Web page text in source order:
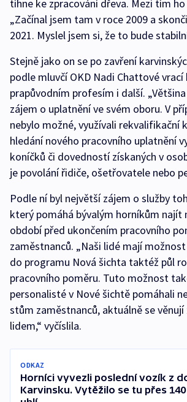
tíhne ke zpracování dřeva. Mezi tím
„Začínal jsem tam v roce 2009 a
2021. Myslel jsem si, že to bude
Stejně jako on se po zavření
podle mluvčí OKD Nadi Chattové vrací
prapůvodním profesím i další.
zájem o uplatnění ve svém oboru. V
nebylo možné, využívali rekvalifikační
hledání nového pracovního uplatnění
koníčků či dovedností získaných v
je povolání řidiče, ošetřovatele nebo
Podle ní byl největší zájem o služby
který pomáhá bývalým horníkům najít
období před ukončením pracovního
zaměstnanců. „Naši lidé mají
do programu Nová šichta taktéž půl
pracovního poměru. Tuto možnost
personalisté v Nové šichtě pomáhali
stům zaměstnanců, aktuálně se věnují
lidem,“ vyčíslila.
ODKAZ
Horníci vyvezli poslední vozík z
Karvinsku. Vytěžilo se tu přes